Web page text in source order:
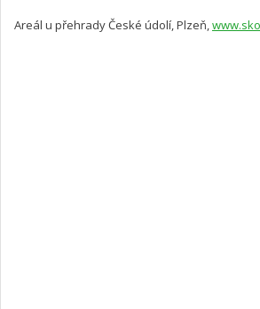
Areál u přehrady České údolí, Plzeň,